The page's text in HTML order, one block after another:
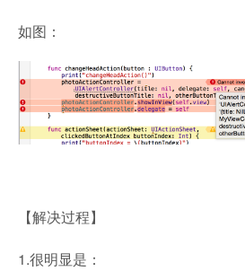
如图：
【解决过程】
1.很明显是：